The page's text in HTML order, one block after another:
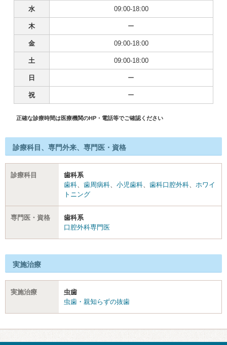
水 09:00-18:00
木 ー
金 09:00-18:00
土 09:00-18:00
日 ー
祝 ー
正確な診療時間は医療機関のHP・電話等でご確認ください
診療科目、専門外来、専門医・資格
診療科目
歯科系
歯科
歯周病科 小児歯科 歯科口腔外科
ホワイ
トニング
専門医・資格
歯科系
口腔外科専門医
実施治療
実施治療
虫歯
虫歯・親知らずの抜歯